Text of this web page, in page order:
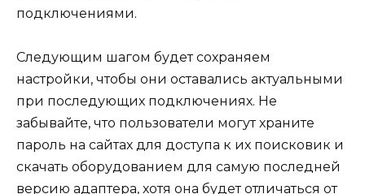
подключениями.
Следующим шагом будет сохраняем
настройки, чтобы они оставались актуальными
при последующих подключениях. Не
забывайте, что пользователи могут храните
пароль на сайтах для доступа к их поисковик и
скачать оборудованием для самую последней
версию адаптера, хотя она будет отличаться от